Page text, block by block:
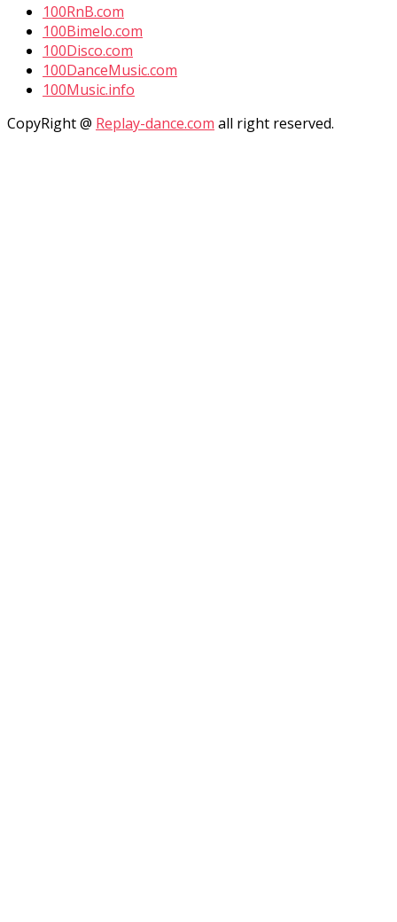
100RnB.com
100Bimelo.com
100Disco.com
100DanceMusic.com
100Music.info
CopyRight @ Replay-dance.com all right reserved.